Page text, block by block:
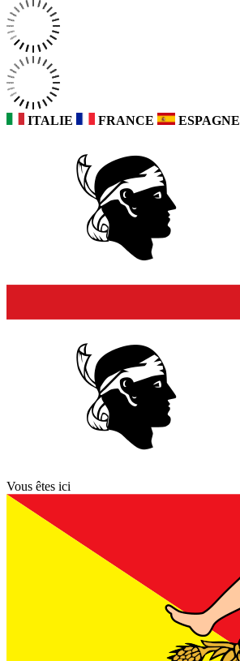
ITALIE FRANCE ESPAGNE
Vous êtes ici